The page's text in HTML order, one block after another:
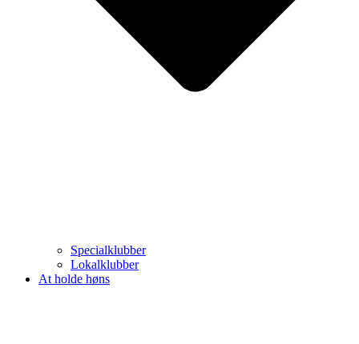
Specialklubber
Lokalklubber
At holde høns